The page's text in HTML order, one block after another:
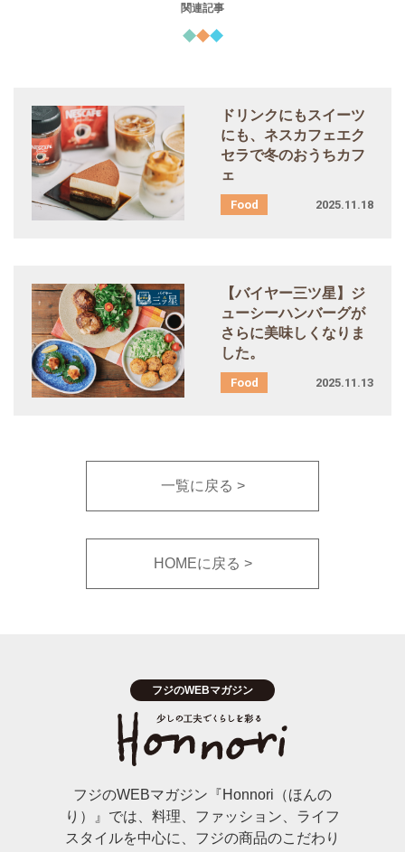
関連記事
ドリンクにもスイーツ
にも、ネスカフェエク
セラで冬のおうちカフ
ェ
2025.11.18
【バイヤー三ツ星】ジ
ューシーハンバーグが
さらに美味しくなりま
した。
2025.11.13
一覧に戻る
HOMEに戻る
フジのWEBマガジン『Honnori（ほんの
り）』では、料理、ファッション、ライフ
スタイルを中心に、フジの商品のこだわり